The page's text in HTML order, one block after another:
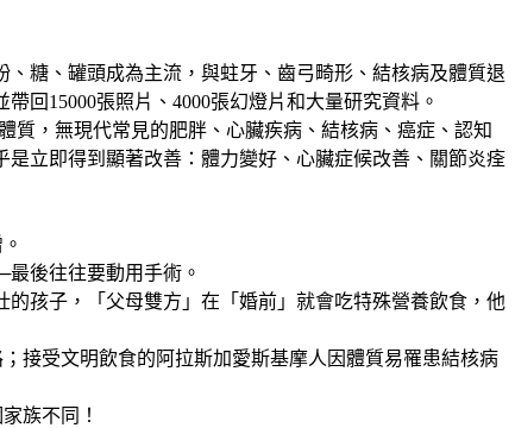
糖、罐頭成為主流，與蛀牙、齒弓畸形、結核病及體質退
回15000張照片、4000張幻燈片和大量研究資料。
質，無現代常見的肥胖、心臟疾病、結核病、癌症、認知
立即得到顯著改善：體力變好、心臟症候改善、關節炎痊
後往往要動用手術。
孩子，「父母雙方」在「婚前」就會吃特殊營養飲食，他
接受文明飲食的阿拉斯加愛斯基摩人因體質易罹患結核病
族不同！